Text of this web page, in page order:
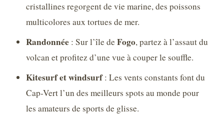
cristallines regorgent de vie marine, des poissons
multicolores aux tortues de mer.
Randonnée : Sur l’île deFogo, partez à l’assaut du
volcan et profitez d’une vue à couper le souffle.
Kitesurf et windsurf: Les vents constants font du
Cap-Vert l’un des meilleurs spots au monde pour
les amateurs de sports de glisse.